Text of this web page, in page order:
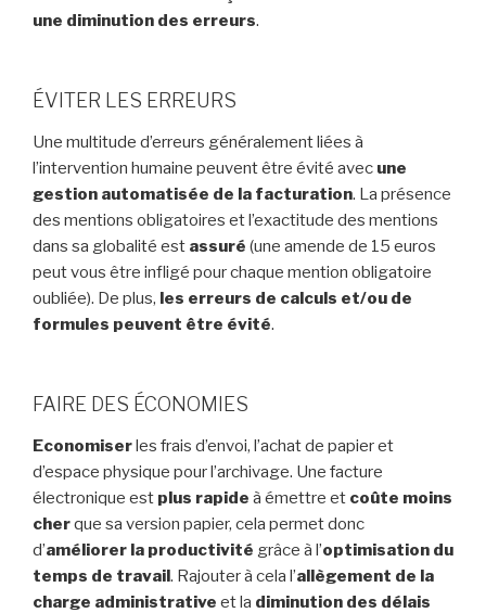
une diminution des erreurs.
ÉVITER LES ERREURS
Une multitude d’erreurs généralement liées à
l’intervention humaine peuvent être évité avec une
gestion automatisée de la facturation. La présence
des mentions obligatoires et l’exactitude des mentions
dans sa globalité est assuré (une amende de 15 euros
peut vous être infligé pour chaque mention obligatoire
oubliée). De plus, les erreurs de calculs et/ou de
formules peuvent être évité.
FAIRE DES ÉCONOMIES
Economiserles frais d’envoi, l’achat de papier et
d’espace physique pour l’archivage. Une facture
électronique est plus rapide à émettre et coûte moins
cherque sa version papier, cela permet donc
d’améliorer la productivité grâce à l’optimisation du
temps de travail. Rajouter à cela l’allègement de la
charge administrative et la diminution des délais